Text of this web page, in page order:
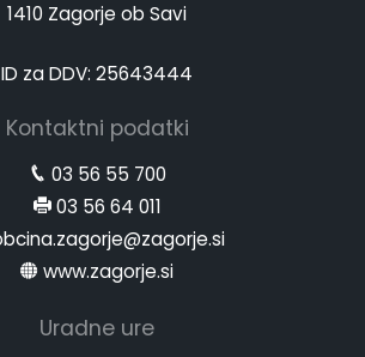
1410 Zagorje ob Savi
ID za DDV: 25643444
Kontaktni podatki
03 56 55 700
03 56 64 011
www.zagorje.si
Uradne ure